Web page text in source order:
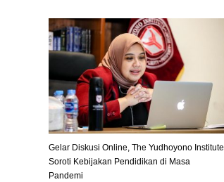
Gelar Diskusi Online, The Yudhoyono Institute
Soroti Kebijakan Pendidikan di Masa
Pandemi